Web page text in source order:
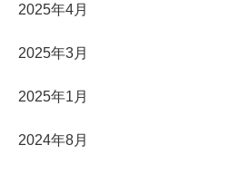
2025年4月
2025年3月
2025年1月
2024年8月